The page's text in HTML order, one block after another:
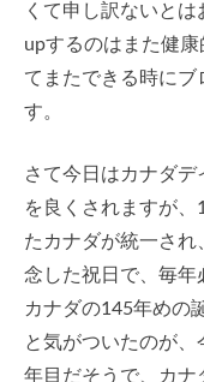
くて申し訳ないと
upするのはまた健
てまたできる時にブ
す。
さて今日はカナダ
を良くされますが
たカナダが統一さ
念した祝日で、毎年
カナダの145年めの
と気がついたのが
年目だそうで、カナ